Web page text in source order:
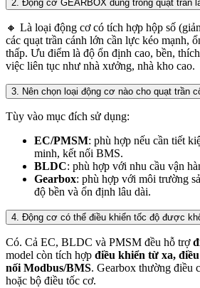
🔸 Là loại động cơ có tích hợp hộp số
các quạt trần cánh lớn cần lực kéo mạnh,
thấp. Ưu điểm là độ ổn định cao, bền,
việc liên tục như nhà xưởng, nhà kho cao.
3. Nên chọn loại động cơ nào cho quạt trần
Tùy vào mục đích sử dụng:
EC/PMSM: phù hợp nếu cần tiết
minh, kết nối BMS.
BLDC: phù hợp với nhu cầu vận
Gearbox: phù hợp với môi trường
độ bền và ổn định lâu dài.
Có. Cả EC, BLDC và PMSM đều hỗ trợ
model còn tích hợp điều khiển từ xa,
nối Modbus/BMS. Gearbox thường điều
hoặc bộ điều tốc cơ.